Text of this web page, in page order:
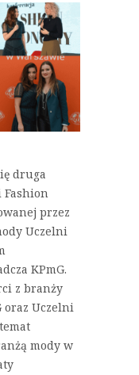
druga
Fashion
przez
Uczelni
KPmG.
z branży
oraz Uczelni
mody w